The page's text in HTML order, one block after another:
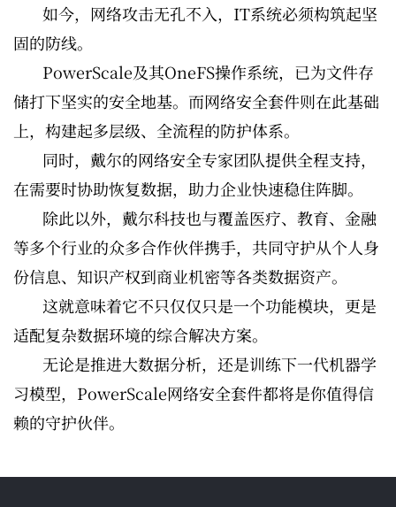
如今，网络攻击无孔不入，IT系统必须构筑起坚
固的防线。
PowerScale及其OneFS操作系统，已为文件存
储打下坚实的安全地基。而网络安全套件则在此基础
上，构建起多层级、全流程的防护体系。
同时，戴尔的网络安全专家团队提供全程支持，
在需要时协助恢复数据，助力企业快速稳住阵脚。
除此以外，戴尔科技也与覆盖医疗、教育、金融
等多个行业的众多合作伙伴携手，共同守护从个人身
份信息、知识产权到商业机密等各类数据资产。
这就意味着它不只仅仅只是一个功能模块，更是
适配复杂数据环境的综合解决方案。
无论是推进大数据分析，还是训练下一代机器学
习模型，PowerScale网络安全套件都将是你值得信
赖的守护伙伴。